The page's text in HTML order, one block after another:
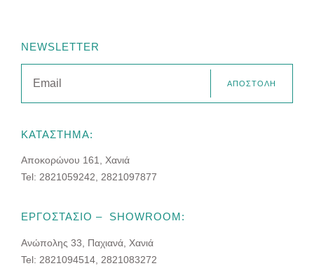
ΚΑΤΑΣΤΗΜΑ:
Αποκορώνου 161, Χανιά
Tel: 2821059242, 2821097877
ΕΡΓΟΣΤΑΣΙΟ – SHOWROOM:
Ανώπολης 33, Παχιανά, Χανιά
Tel: 2821094514, 2821083272
NEWSLETTER
ΑΠΟΣΤΟΛΗ